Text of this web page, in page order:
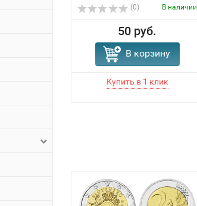
(0) В наличии
50 руб.
В корзину